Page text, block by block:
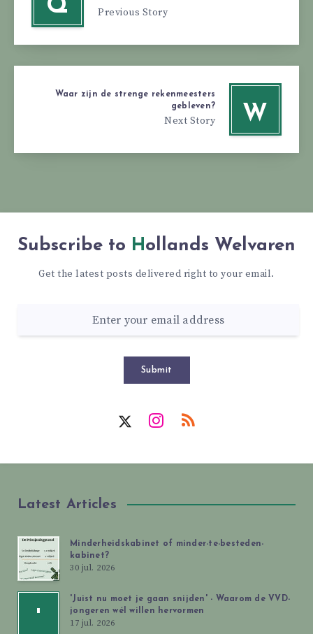
Q Previous Story
W
Waar zijn de strenge rekenmeesters
gebleven?
Next Story
Subscribe to Hollands Welvaren
Get the latest posts delivered right to your email.
Submit
Latest Articles
Minderheidskabinet of minder-te-besteden-
kabinet?
30 jul. 2026
'
'Juist nu moet je gaan snijden' - Waarom de VVD-
jongeren wél willen hervormen
17 jul. 2026